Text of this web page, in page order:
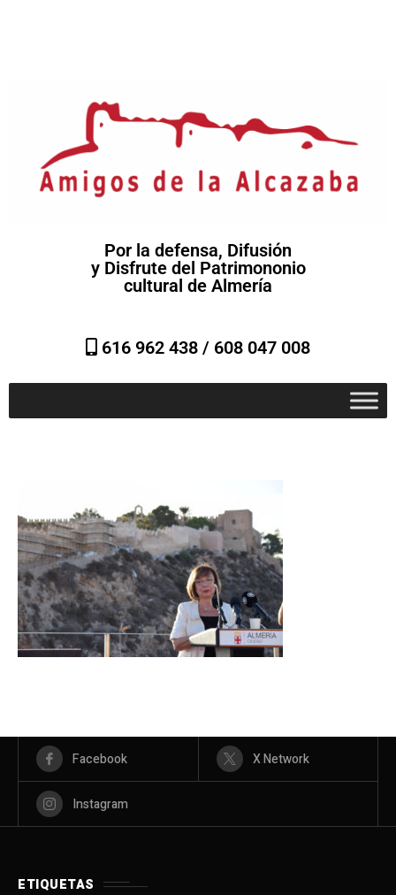
Por la defensa, Difusión
y Disfrute del Patrimononio
cultural de Almería
616 962 438 / 608 047 008
Facebook X Network
Instagram
ETIQUETAS